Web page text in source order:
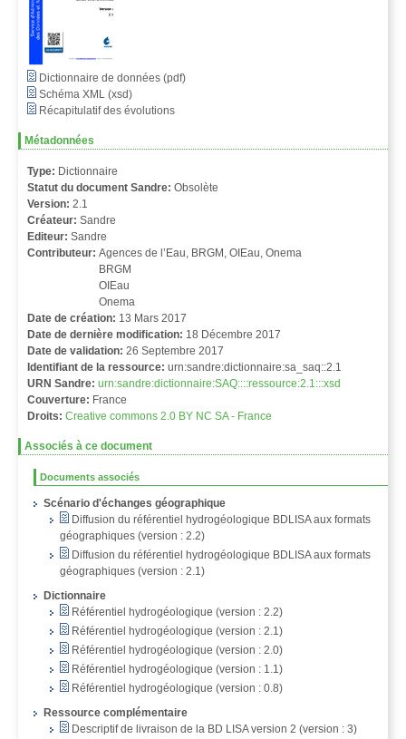
Dictionnaire de données (pdf)
Schéma XML (xsd)
Récapitulatif des évolutions
Métadonnées
Type: Dictionnaire
Statut du document Sandre: Obsolète
Version: 2.1
Créateur: Sandre
Editeur: Sandre
Contributeur: Agences de l’Eau, BRGM, OIEau, Onema
BRGM
OIEau
Onema
Date de création: 13 Mars 2017
Date de dernière modification: 18 Décembre 2017
Date de validation: 26 Septembre 2017
Identifiant de la ressource: urn:sandre:dictionnaire:sa_saq::2.1
URN Sandre: urn:sandre:dictionnaire:SAQ::::ressource:2.1:::xsd
Couverture: France
Droits: Creative commons 2.0 BY NC SA - France
Associés à ce document
Documents associés
Scénario d'échanges géographique
Diffusion du référentiel hydrogéologique BDLISA aux formats
géographiques (version : 2.2)
Diffusion du référentiel hydrogéologique BDLISA aux formats
géographiques (version : 2.1)
Dictionnaire
Référentiel hydrogéologique (version : 2.2)
Référentiel hydrogéologique (version : 2.1)
Référentiel hydrogéologique (version : 2.0)
Référentiel hydrogéologique (version : 1.1)
Référentiel hydrogéologique (version : 0.8)
Ressource complémentaire
Descriptif de livraison de la BD LISA version 2 (version : 3)